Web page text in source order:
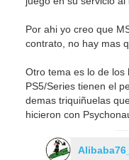
Por ahi yo creo que
contrato, no hay mas
Otro tema es lo de los
PS5/Series tienen el
demas triquiñuelas
hicieron con
Alibaba76_